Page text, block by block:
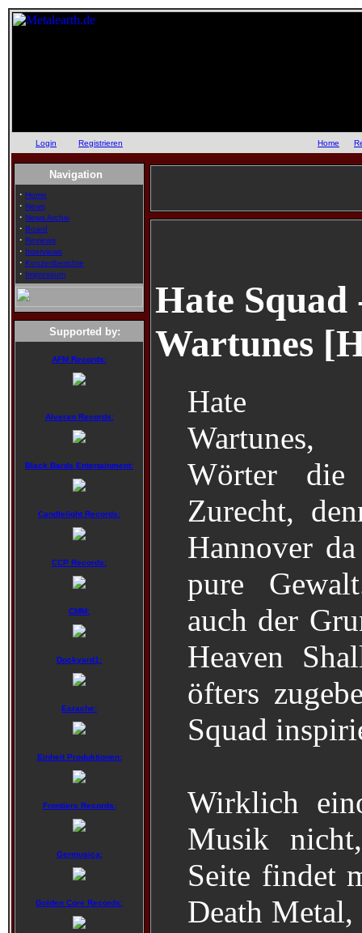
Login Registrieren Home
Navigation
· Home
· News
· News Archiv
· Board
· Reviews
· Interviews
· Konzertberichte
· Impressum
Supported by:
AFM Records:
Alveran Records:
Black Bards Entertainment:
Candlelight Records:
CCP Records:
CMM:
Dockyard1:
Earache:
Einheit Produktionen:
Frontiers Records:
Germusica:
Golden Core Records:
Hate Squad
Wartunes
Hate
Wörter die
Zurecht,
Hannover
pure
auch der
Heaven
öfters
Squad
Wirklich
Musik
Seite findet
Death